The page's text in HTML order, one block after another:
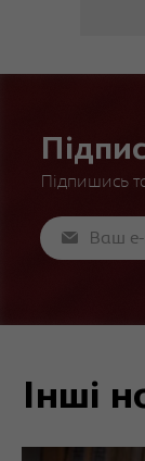
Підпишись
Інші